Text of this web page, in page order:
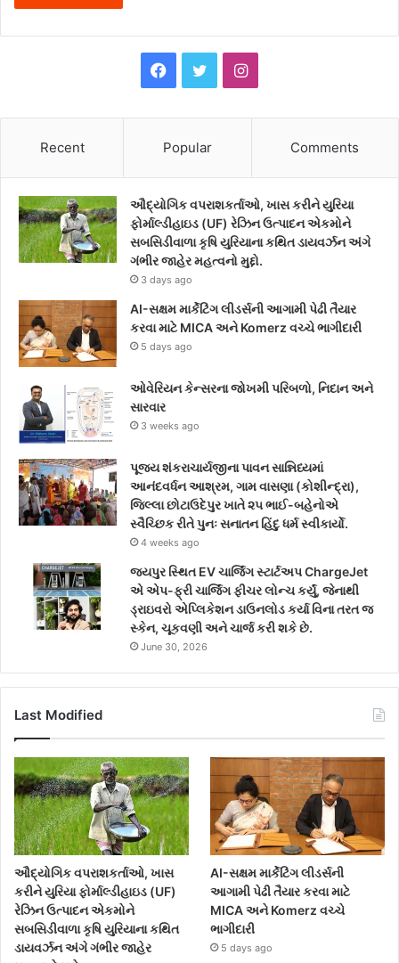
c
e
b
o
o
k
i
t
t
e
I
t
a
g
a
Recent Popular Comments
ઔદ્યોગિક વપરાશકર્તાઓ, ખાસ કરીને યુરિયા
ફોર્માલ્ડીહાઇડ (UF) રેઝિન ઉત્પાદન એકમોને
સબસિડીવાળા કૃષિ યુરિયાના કથિત ડાયવર્ઝન અંગે
ગંભીર જાહેર મહત્વનો મુદ્દો.
3 days ago
AI-સક્ષમ માર્કેટિંગ લીડર્સની આગામી પેઢી તૈયાર
કરવા માટે MICA અને Komerz વચ્ચે ભાગીદારી
5 days ago
ઓવેરિયન કેન્સરના જોખમી પરિબળો, નિદાન અને
સારવાર
3 weeks ago
પૂજ્ય શંકરાચાર્યજીના પાવન સાન્નિધ્યમાં
આનંદવર્ધન આશ્રમ, ગામ વાસણા (કોશીન્દ્રા),
જિલ્લા છોટાઉદેપુર ખાતે ૨૫ ભાઈ-બહેનોએ
સ્વૈચ્છિક રીતે પુનઃ સનાતન હિંદુ ધર્મ સ્વીકાર્યો.
4 weeks ago
જયપુર સ્થિત EV ચાર્જિંગ સ્ટાર્ટઅપ ChargeJet
એ એપ-ફ્રી ચાર્જિંગ ફીચર લોન્ચ કર્યું, જેનાથી
ડ્રાઇવરો એપ્લિકેશન ડાઉનલોડ કર્યા વિના તરત જ
સ્કેન, ચૂકવણી અને ચાર્જ કરી શકે છે.
June 30, 2026
Last Modified
ઔદ્યોગિક વપરાશકર્તાઓ, ખાસ
કરીને યુરિયા ફોર્માલ્ડીહાઇડ (UF)
રેઝિન ઉત્પાદન એકમોને
સબસિડીવાળા કૃષિ યુરિયાના કથિત
ડાયવર્ઝન અંગે ગંભીર જાહેર
AI-સક્ષમ માર્કેટિંગ લીડર્સની
આગામી પેઢી તૈયાર કરવા માટે
MICA અને Komerz વચ્ચે
ભાગીદારી
5 days ago